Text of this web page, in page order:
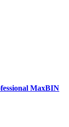
MaxBIN